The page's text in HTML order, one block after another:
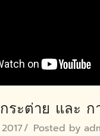
ระต่าย และ
/ Posted by